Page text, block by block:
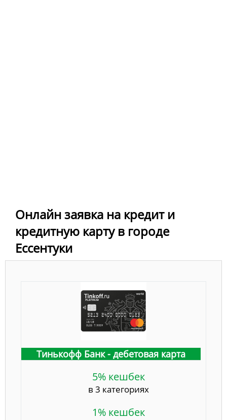
Онлайн заявка на кредит и
кредитную карту в городе
Ессентуки
Тинькофф Банк - дебетовая карта
5% кешбек
в 3 категориях
1% кешбек